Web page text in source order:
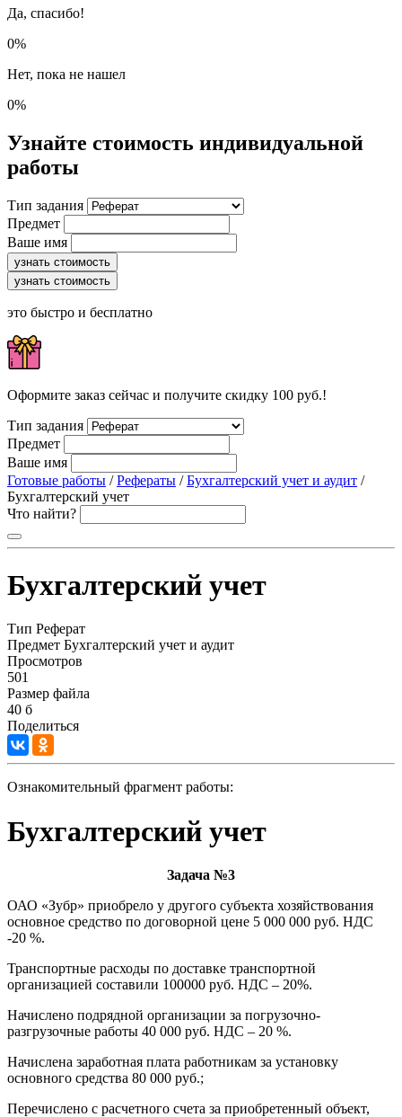
Да, спасибо!
0%
Нет, пока не нашел
0%
Узнайте стоимость индивидуальной
работы
Тип задания
Предмет
Ваше имя
узнать стоимость
узнать стоимость
это быстро и бесплатно
Оформите заказ сейчас и получите скидку 100 руб.!
Тип задания
Предмет
Ваше имя
Готовые работы /Рефераты /Бухгалтерский учет и аудит /
Бухгалтерский учет
Что найти?
Бухгалтерский учет
Тип Реферат
Предмет Бухгалтерский учет и аудит
Просмотров
501
Размер файла
40 б
Поделиться
Ознакомительный фрагмент работы:
Бухгалтерский учет
Задача №3
ОАО «Зубр» приобрело у другого субъекта хозяйствования
основное средство по договорной цене 5 000 000 руб. НДС
-20 %.
Транспортные расходы по доставке транспортной
организацией составили 100000 руб. НДС – 20%.
Начислено подрядной организации за погрузочно-
разгрузочные работы 40 000 руб. НДС – 20 %.
Начислена заработная плата работникам за установку
основного средства 80 000 руб.;
Перечислено с расчетного счета за приобретенный объект,